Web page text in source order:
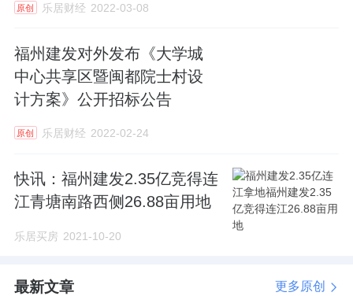
原创 乐居财经 2022-03-08
福州建发对外发布《大学城
中心共享区暨闽都院士村设
计方案》公开招标公告
原创 乐居财经 2022-02-24
快讯：福州建发2.35亿竞得连
江青塘南路西侧26.88亩用地
乐居买房 2021-10-20
最新文章 更多原创